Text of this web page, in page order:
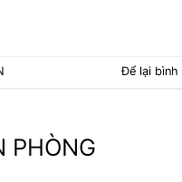
Để lại bình
PHÒNG